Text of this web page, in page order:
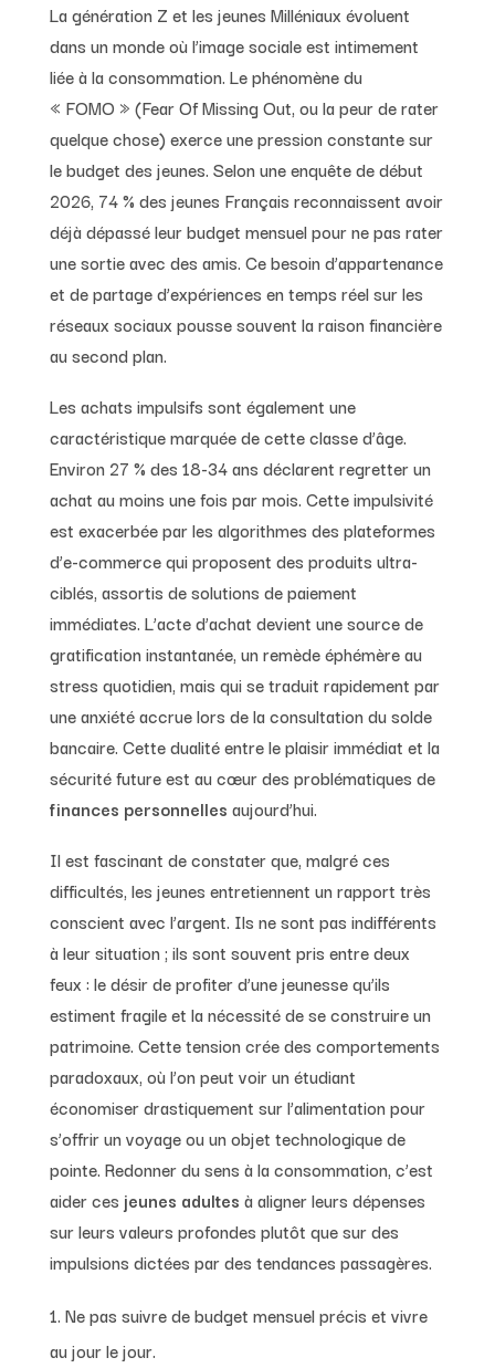
La génération Z et les jeunes Milléniaux évoluent
dans un monde où l’image sociale est intimement
liée à la consommation. Le phénomène du
« FOMO » (Fear Of Missing Out, ou la peur de rater
quelque chose) exerce une pression constante sur
le budget des jeunes. Selon une enquête de début
2026, 74 % des jeunes Français reconnaissent avoir
déjà dépassé leur budget mensuel pour ne pas rater
une sortie avec des amis. Ce besoin d’appartenance
et de partage d’expériences en temps réel sur les
réseaux sociaux pousse souvent la raison financière
au second plan.
Les achats impulsifs sont également une
caractéristique marquée de cette classe d’âge.
Environ 27 % des 18-34 ans déclarent regretter un
achat au moins une fois par mois. Cette impulsivité
est exacerbée par les algorithmes des plateformes
d’e-commerce qui proposent des produits ultra-
ciblés, assortis de solutions de paiement
immédiates. L’acte d’achat devient une source de
gratification instantanée, un remède éphémère au
stress quotidien, mais qui se traduit rapidement par
une anxiété accrue lors de la consultation du solde
bancaire. Cette dualité entre le plaisir immédiat et la
sécurité future est au cœur des problématiques de
finances personnelles aujourd’hui.
Il est fascinant de constater que, malgré ces
difficultés, les jeunes entretiennent un rapport très
conscient avec l’argent. Ils ne sont pas indifférents
à leur situation ; ils sont souvent pris entre deux
feux : le désir de profiter d’une jeunesse qu’ils
estiment fragile et la nécessité de se construire un
patrimoine. Cette tension crée des comportements
paradoxaux, où l’on peut voir un étudiant
économiser drastiquement sur l’alimentation pour
s’offrir un voyage ou un objet technologique de
pointe. Redonner du sens à la consommation, c’est
aider ces jeunes adultes à aligner leurs dépenses
sur leurs valeurs profondes plutôt que sur des
impulsions dictées par des tendances passagères.
Ne pas suivre de budget mensuel précis et vivre
au jour le jour.